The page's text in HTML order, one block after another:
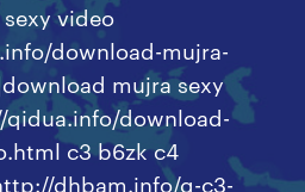
video
download-mujra-
mujra sexy
download-
c3 b6zk c4
dhbam.info/g-c3-